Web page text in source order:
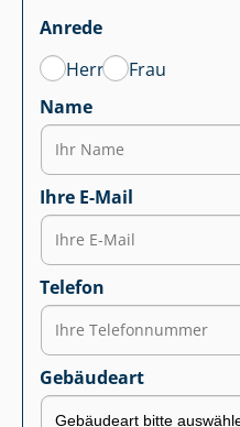
Anrede
Herr
Frau
Name
Ihre E-Mail
Telefon
Gebäudeart